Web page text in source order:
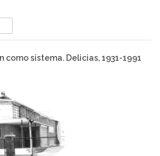
como sistema. Delicias, 1931-1991